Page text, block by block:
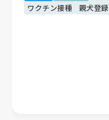
ワクチン接種
親犬登録